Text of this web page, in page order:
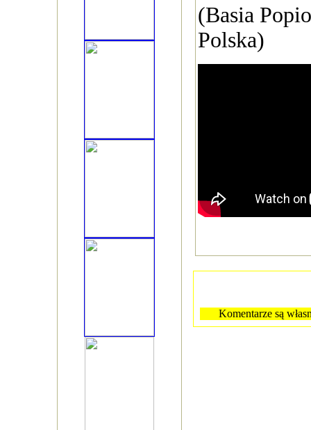
(Basia
Polska)
Komentarze są